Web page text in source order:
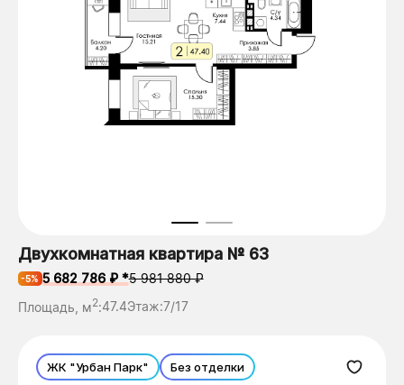
Двухкомнатная квартира № 63
-5% 5 682 786 ₽ *5 981 880 ₽
Площадь, м2:47.4Этаж:7/17
ЖК "Урбан Парк" Без отделки